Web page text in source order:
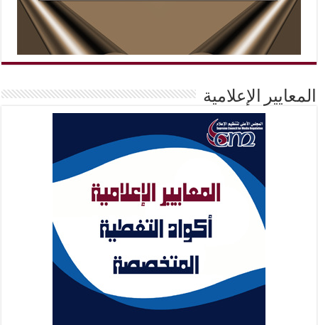
المعايير الإعلامية